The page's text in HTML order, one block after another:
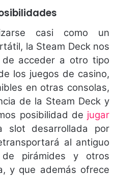
casi como un
la Steam Deck nos
acceder a otro tipo
los juegos de casino,
en otras consolas,
de la Steam Deck y
posibilidad de jugar
slot desarrollada por
al antiguo
de pirámides y otros
y que además ofrece